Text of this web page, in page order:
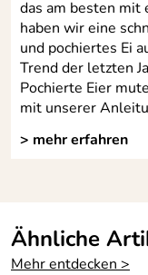
das am besten mit
haben wir eine
und pochiertes Ei
Trend der letzten
Pochierte Eier
mit unserer
> mehr erfahren
Ähnliche
Mehr entdecken >